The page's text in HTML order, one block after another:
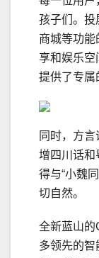
孩子们。投
商城等功
享和娱乐空
提供了专属
同时，方
增四川话和
得与“小魏
切自然。
全新蓝山的
多领先的